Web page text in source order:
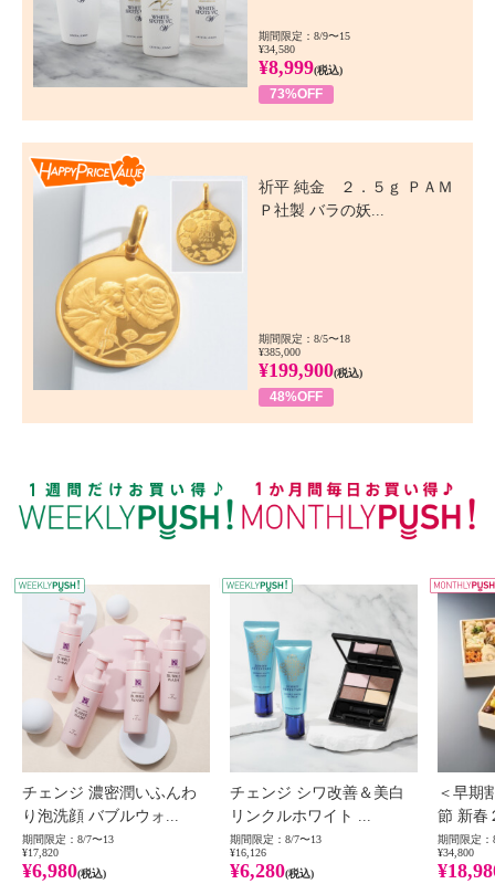
期間限定：8/9〜15
¥34,580
¥8,999(税込)
73%OFF
祈平 純金 ２．５ｇ ＰＡＭ
Ｐ社製 バラの妖...
期間限定：8/5〜18
¥385,000
¥199,900(税込)
48%OFF
WEEKLY PUSH
チェンジ 濃密潤いふんわ
り泡洗顔 バブルウォ...
期間限定：8/7〜13
¥17,820
¥6,980(税込)
チェンジ シワ改善＆美白
リンクルホワイト ...
期間限定：8/7〜13
¥16,126
¥6,280(税込)
＜早期
節 新春
期間限定：
¥34,800